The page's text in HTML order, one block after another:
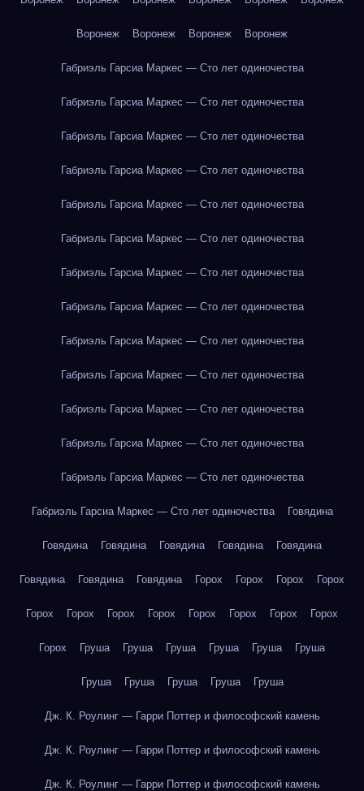
Воронеж Воронеж Воронеж Воронеж
Габриэль Гарсиа Маркес — Сто лет одиночества
Габриэль Гарсиа Маркес — Сто лет одиночества
Габриэль Гарсиа Маркес — Сто лет одиночества
Габриэль Гарсиа Маркес — Сто лет одиночества
Габриэль Гарсиа Маркес — Сто лет одиночества
Габриэль Гарсиа Маркес — Сто лет одиночества
Габриэль Гарсиа Маркес — Сто лет одиночества
Габриэль Гарсиа Маркес — Сто лет одиночества
Габриэль Гарсиа Маркес — Сто лет одиночества
Габриэль Гарсиа Маркес — Сто лет одиночества
Габриэль Гарсиа Маркес — Сто лет одиночества
Габриэль Гарсиа Маркес — Сто лет одиночества
Габриэль Гарсиа Маркес — Сто лет одиночества
Габриэль Гарсиа Маркес — Сто лет одиночества Говядина
Говядина Говядина Говядина Говядина Говядина
Говядина Говядина Говядина Горох Горох Горох Горох
Горох Горох Горох Горох Горох Горох Горох Горох
Горох Груша Груша Груша Груша Груша Груша
Груша Груша Груша Груша Груша
Дж. К. Роулинг — Гарри Поттер и философский камень
Дж. К. Роулинг — Гарри Поттер и философский камень
Дж. К. Роулинг — Гарри Поттер и философский камень